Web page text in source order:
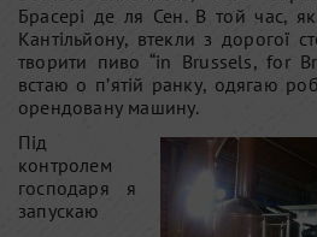
Брасері де ля Сен. В той час, як
Кантільйону, втекли з дорогої
творити пиво “in Brussels, for
встаю о п’ятій ранку, одягаю
орендовану машину.
Під
контролем
господаря я
запускаю